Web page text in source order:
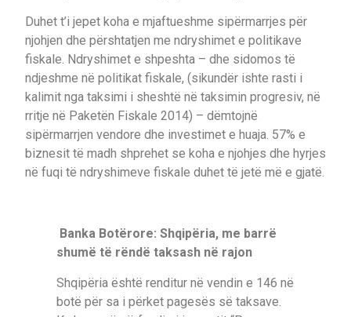
Duhet t’i jepet koha e mjaftueshme sipërmarrjes për
njohjen dhe përshtatjen me ndryshimet e politikave
fiskale. Ndryshimet e shpeshta – dhe sidomos të
ndjeshme në politikat fiskale, (sikundër ishte rasti i
kalimit nga taksimi i sheshtë në taksimin progresiv, në
rritje në Paketën Fiskale 2014) – dëmtojnë
sipërmarrjen vendore dhe investimet e huaja. 57% e
biznesit të madh shprehet se koha e njohjes dhe hyrjes
në fuqi të ndryshimeve fiskale duhet të jetë më e gjatë.
Banka Botërore: Shqipëria, me barrë
shumë të rëndë taksash në rajon
Shqipëria është renditur në vendin e 146 në
botë për sa i përket pagesës së taksave.